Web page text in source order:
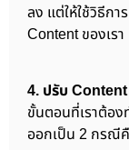
ลง แต่ให้ใช้วิธีกา
Content ของเรา
4. ปรับ Content
ขั้นตอนที่เราต้อง
ออกเป็น 2 กรณี